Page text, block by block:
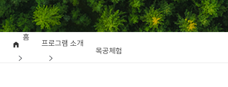
홈
프로그램 소개
목공체험